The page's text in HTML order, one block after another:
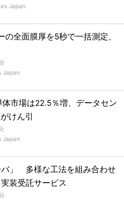
Japan
の全面膜厚を5秒で一括測定、
Japan
市場は22.5％増、データセン
けん引
Japan
バ」 多様な工法を組み合わせ
装受託サービス